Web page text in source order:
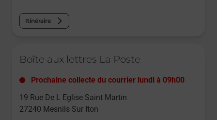
Itinéraire
Boîte aux lettres La Poste
Prochaine collecte du courrier lundi à 09h00
19 Rue De L Eglise Saint Martin
27240 Mesnils Sur Iton